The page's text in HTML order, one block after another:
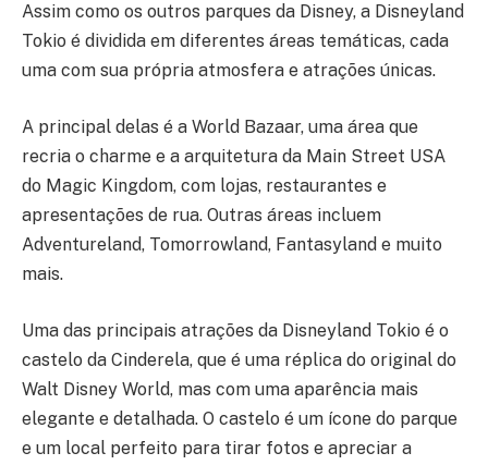
Assim como os outros parques da Disney, a Disneyland
Tokio é dividida em diferentes áreas temáticas, cada
uma com sua própria atmosfera e atrações únicas.
A principal delas é a World Bazaar, uma área que
recria o charme e a arquitetura da Main Street USA
do Magic Kingdom, com lojas, restaurantes e
apresentações de rua. Outras áreas incluem
Adventureland, Tomorrowland, Fantasyland e muito
mais.
Uma das principais atrações da Disneyland Tokio é o
castelo da Cinderela, que é uma réplica do original do
Walt Disney World, mas com uma aparência mais
elegante e detalhada. O castelo é um ícone do parque
e um local perfeito para tirar fotos e apreciar a